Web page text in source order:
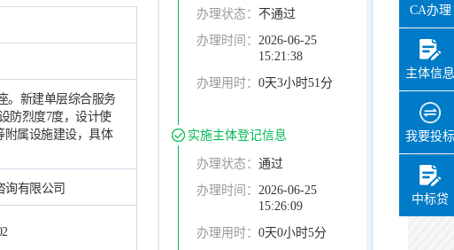
CA办理
主体信息
我要投标
中标贷
。新建单层综合服务
防烈度7度，设计使
附属设施建设，具体
询有限公司
办理状态： 不通过
办理时间： 2026-06-25
15:21:38
办理用时： 0天3小时51分
实施主体登记信息
办理状态： 通过
办理时间： 2026-06-25
15:26:09
办理用时： 0天0小时5分